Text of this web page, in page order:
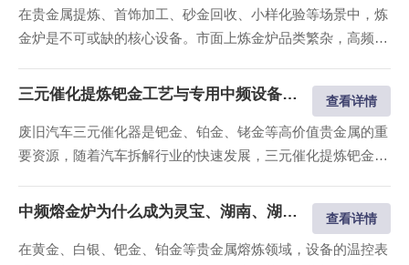
内湖南、湖北、三门峡灵宝、河北...
在贵金属提炼、首饰加工、砂金回收、小样化验等场景中，炼
金炉是不可或缺的核心设备。市面上炼金炉品类繁杂，高频
发、环评不达标等问题，而中频小型炼金炉凭借性价比突出、
低损耗、易操作的优势，成为湖南、湖北、灵宝、河北私人炼
金、小型加工厂的常用设备，同时大量...
三元催化提炼钯金工艺与专用中频设备选型指南 查看详情
废旧汽车三元催化器是钯金、铂金、铑金等高价值贵金属的重
要资源，随着汽车拆解行业的快速发展，三元催化提炼钯金成
点跨度大，对熔炼设备的耐.高温性能、温控表现、物料富集
效果有着较高要求，普通熔炼炉无法适配提炼需求，需选用专
业的三元催化提炼设备。 洛阳万乐...
中频熔金炉为什么成为灵宝、湖南、湖北贵金属熔炼首选 查看详情
在黄金、白银、钯金、铂金等贵金属熔炼领域，设备的温控表